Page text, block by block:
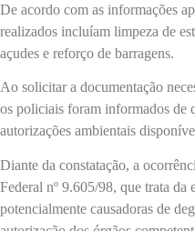
De acordo com as informações
realizados incluíam limpeza de
açudes e reforço de barragens.
Ao solicitar a documentação
os policiais foram informados de
autorizações ambientais
Diante da constatação, a
Federal nº 9.605/98, que trata da
potencialmente causadoras de